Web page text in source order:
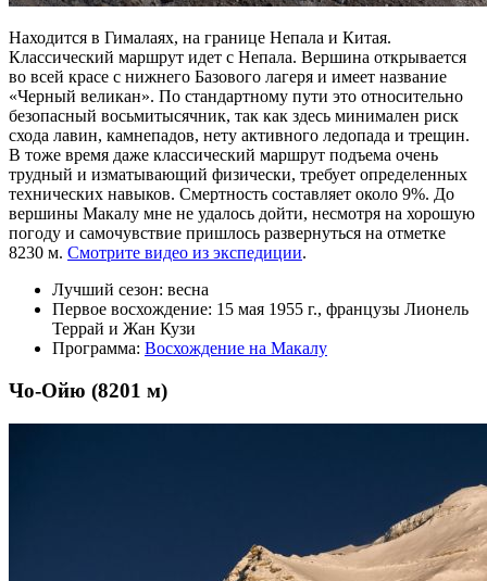
Находится в Гималаях, на границе Непала и Китая.
Классический маршрут идет с Непала. Вершина открывается
во всей красе с нижнего Базового лагеря и имеет название
«Черный великан». По стандартному пути это относительно
безопасный восьмитысячник, так как здесь минимален риск
схода лавин, камнепадов, нету активного ледопада и трещин.
В тоже время даже классический маршрут подъема очень
трудный и изматывающий физически, требует определенных
технических навыков. Смертность составляет около 9%. До
вершины Макалу мне не удалось дойти, несмотря на хорошую
погоду и самочувствие пришлось развернуться на отметке
8230 м. Смотрите видео из экспедиции.
Лучший сезон: весна
Первое восхождение: 15 мая 1955 г., французы Лионель
Террай и Жан Кузи
Программа: Восхождение на Макалу
Чо-Ойю (8201 м)